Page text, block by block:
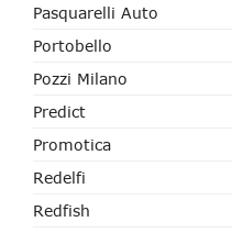
Pasquarelli Auto
Portobello
Pozzi Milano
Predict
Promotica
Redelfi
Redfish